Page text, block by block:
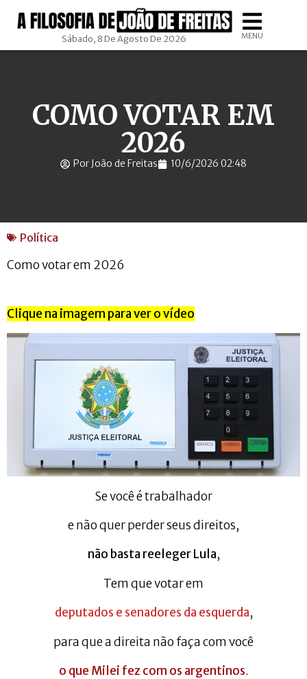
Sábado, 8 De Agosto De 2026 MENU
COMO VOTAR EM
2026
Por João de Freitas 10/6/2026 02:48
Política
Como votar em 2026
Clique na imagem para ver o vídeo
Se você é trabalhador
e não quer perder seus direitos,
não basta reeleger Lula,
Tem que votar em
deputados e senadores da esquerda,
para que a direita não faça com você
o que Milei fez com os argentinos.